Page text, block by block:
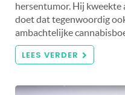
hersentumor. Hij kweekte
doet dat tegenwoordig
ambachtelijke
LEES VERDER